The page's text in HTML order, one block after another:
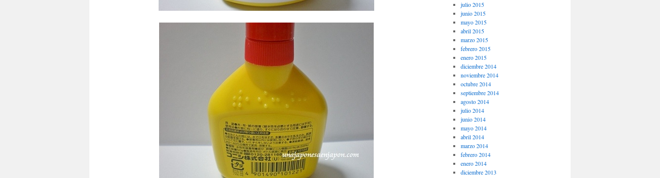
julio 2015
junio 2015
mayo 2015
abril 2015
marzo 2015
febrero 2015
enero 2015
diciembre 2014
noviembre 2014
octubre 2014
septiembre 2014
agosto 2014
julio 2014
junio 2014
mayo 2014
abril 2014
marzo 2014
febrero 2014
enero 2014
diciembre 2013